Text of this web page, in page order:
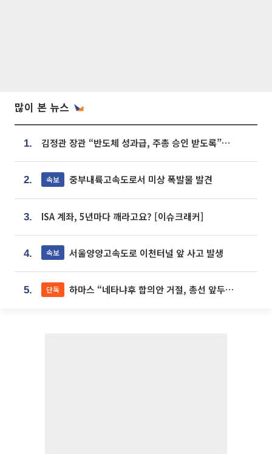
많이 본 뉴스
1. 김정관 장관 “반도체 성과급, 주총 승인 받도록”…상법·자본시장법 개정 시사
2. 속보 중부내륙고속도로서 미상 폭발물 발견
3. ISA 계좌, 5년마다 깨라고요? [이슈크래커]
4. 속보 서울양양고속도로 이천터널 앞 사고 발생
5. 단독 하마스 “네타냐후 합의안 거절, 총선 앞두고 시간 끌기”